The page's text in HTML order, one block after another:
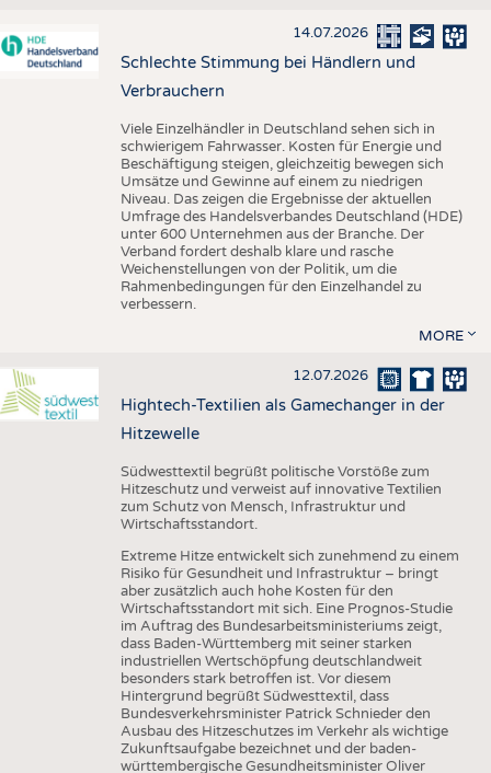
14.07.2026
Schlechte Stimmung bei Händlern und
Verbrauchern
Viele Einzelhändler in Deutschland sehen sich in
schwierigem Fahrwasser. Kosten für Energie und
Beschäftigung steigen, gleichzeitig bewegen sich
Umsätze und Gewinne auf einem zu niedrigen
Niveau. Das zeigen die Ergebnisse der aktuellen
Umfrage des Handelsverbandes Deutschland (HDE)
unter 600 Unternehmen aus der Branche. Der
Verband fordert deshalb klare und rasche
Weichenstellungen von der Politik, um die
Rahmenbedingungen für den Einzelhandel zu
verbessern.
MORE
12.07.2026
Hightech-Textilien als Gamechanger in der
Hitzewelle
Südwesttextil begrüßt politische Vorstöße zum
Hitzeschutz und verweist auf innovative Textilien
zum Schutz von Mensch, Infrastruktur und
Wirtschaftsstandort.
Extreme Hitze entwickelt sich zunehmend zu einem
Risiko für Gesundheit und Infrastruktur – bringt
aber zusätzlich auch hohe Kosten für den
Wirtschaftsstandort mit sich. Eine Prognos-Studie
im Auftrag des Bundesarbeitsministeriums zeigt,
dass Baden-Württemberg mit seiner starken
industriellen Wertschöpfung deutschlandweit
besonders stark betroffen ist. Vor diesem
Hintergrund begrüßt Südwesttextil, dass
Bundesverkehrsminister Patrick Schnieder den
Ausbau des Hitzeschutzes im Verkehr als wichtige
Zukunftsaufgabe bezeichnet und der baden-
württembergische Gesundheitsminister Oliver